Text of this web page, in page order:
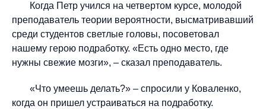
Когда Петр учился на четвертом курсе, молодой
преподаватель теории вероятности, высматривавший
среди студентов светлые головы, посоветовал
нашему герою подработку. «Есть одно место, где
нужны свежие мозги», – сказал преподаватель.
«Что умеешь делать?» – спросили у Коваленко,
когда он пришел устраиваться на подработку.